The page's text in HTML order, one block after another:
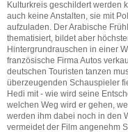
Kulturkreis geschildert werden
auch keine Anstalten, sie mit
aufzuladen. Der Arabische
thematisiert, bildet aber
Hintergrundrauschen in einer
französische Firma Autos
deutschen Touristen tanzen
überzeugenden Schauspieler
Hedi mit - wie wird seine
welchen Weg wird er gehen,
werden ihm dabei noch in den
vermeidet der Film angenehm